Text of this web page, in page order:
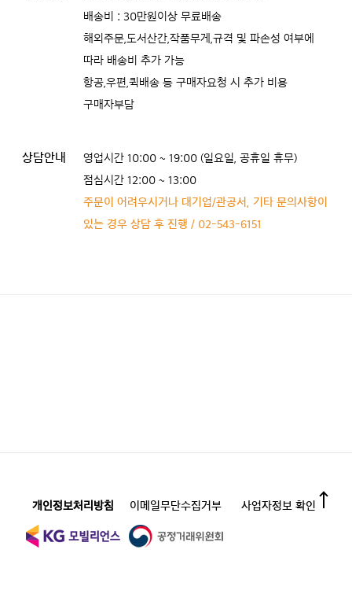
배송비 : 30만원이상 무료배송
해외주문,도서산간,작품무게,규격 및 파손성 여부에
따라 배송비 추가 가능
항공,우편,퀵배송 등 구매자요청 시 추가 비용
구매자부담
상담안내
영업시간 10:00 ~ 19:00 (일요일, 공휴일 휴무)
점심시간 12:00 ~ 13:00
주문이 어려우시거나 대기업/관공서, 기타 문의사항이
있는 경우 상담 후 진행 / 02-543-6151
개인정보처리방침 이메일무단수집거부 사업자정보 확인